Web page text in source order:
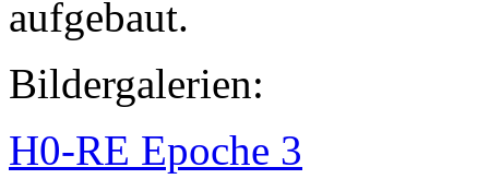
aufgebaut.
Bildergalerien:
H0-RE Epoche 3